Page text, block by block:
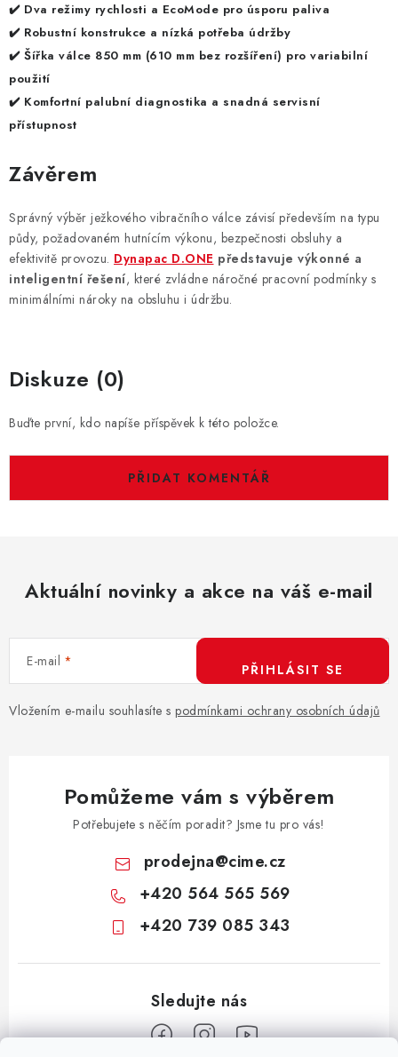
✔️ Dva režimy rychlosti a EcoMode pro úsporu paliva
✔️ Robustní konstrukce a nízká potřeba údržby
✔️ Šířka válce 850 mm (610 mm bez rozšíření) pro variabilní
použití
✔️ Komfortní palubní diagnostika a snadná servisní
přístupnost
Závěrem
Správný výběr ježkového vibračního válce závisí především na typu
půdy, požadovaném hutnícím výkonu, bezpečnosti obsluhy a
efektivitě provozu. Dynapac D.ONE představuje výkonné a
inteligentní řešení, které zvládne náročné pracovní podmínky s
minimálními nároky na obsluhu i údržbu.
Diskuze (0)
Buďte první, kdo napíše příspěvek k této položce.
PŘIDAT KOMENTÁŘ
Aktuální novinky a akce na váš e-mail
E-mail
Vložením e-mailu souhlasíte s podmínkami ochrany osobních údajů
PŘIHLÁSIT SE
Pomůžeme vám s výběrem
Potřebujete s něčím poradit? Jsme tu pro vás!
prodejna@cime.cz
+420 564 565 569
+420 739 085 343